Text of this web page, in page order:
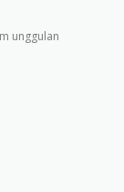
unggulan